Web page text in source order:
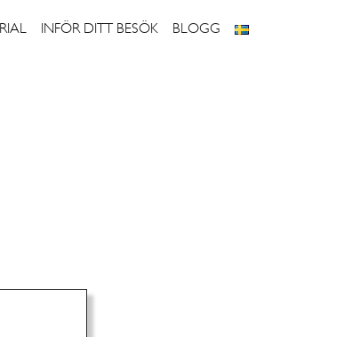
INFÖR DITT BESÖK BLOGG